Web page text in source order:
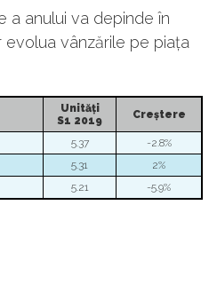
a anului va depinde în
vânzările pe piața
Unități
S1 2019
Creștere
5.37
-2.8%
5.31
2%
5.21 -5.9%